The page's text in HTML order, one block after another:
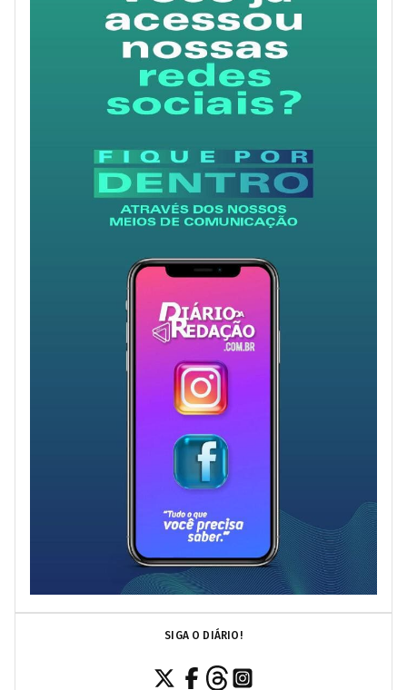
SIGA O DIÁRIO!